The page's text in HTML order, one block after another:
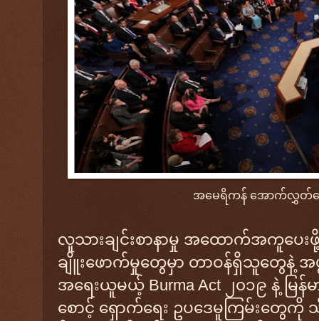
အမေရိကန် အောက်လွှတ်
လူသားချင်းစာနာမှု အထောက်အကူပေး
ချိူးဖောက်မှုတွေမှာ တာဝန်ရှိသူတွေ
အရေးယူမယ့် Burma Act ၂၀၁၉ နဲ့ မြန်
စောင့် ရှောက်ရေး ဥပဒေမူကြမ်းတွေကို သီ